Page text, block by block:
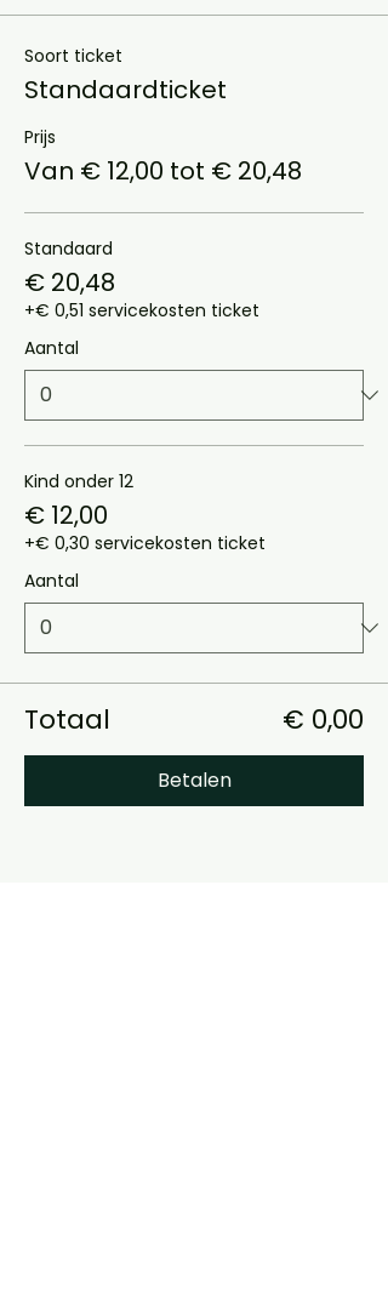
Soort ticket
Standaardticket
Prijs
Van € 12,00 tot € 20,48
Standaard
€ 20,48
+€ 0,51 servicekosten ticket
Aantal
Kind onder 12
€ 12,00
+€ 0,30 servicekosten ticket
Aantal
Totaal € 0,00
Betalen